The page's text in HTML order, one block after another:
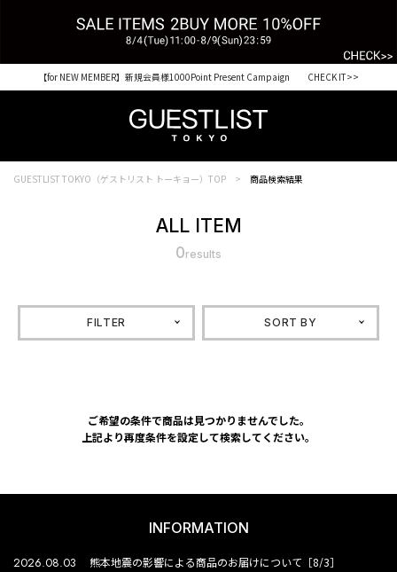
Shopping from outside Japan? Visit our Global Site here. >>
【for NEW MEMBER】新規会員様1000Point Present Campaign CHECK IT>>
GUESTLIST TOKYO（ゲストリスト トーキョー）TOP 商品検索結果
ALL ITEM
0results
FILTER SORT BY
ご希望の条件で商品は見つかりませんでした。
上記より再度条件を設定して検索してください。
INFORMATION
2026.08.03 熊本地震の影響による商品のお届けについて［8/3］